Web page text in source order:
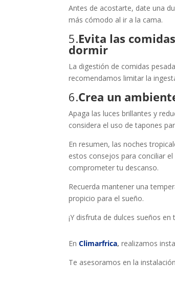
Antes de acostarte, date una
más cómodo al ir a la cama.
5.Evita las
dormir
La digestión de comidas
recomendamos limitar la
6.Crea un
Apaga las luces brillantes y
considera el uso de tapones
En resumen, las noches
estos consejos para conciliar
comprometer tu descanso.
Recuerda mantener una
propicio para el sueño.
¡Y disfruta de dulces sueños
En Climarfrica, realizamos
Te asesoramos en la